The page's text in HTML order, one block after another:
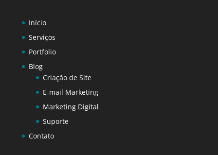
Início
Serviços
Portfolio
Blog
Criação de Site
E-mail Marketing
Marketing Digital
Suporte
Contato